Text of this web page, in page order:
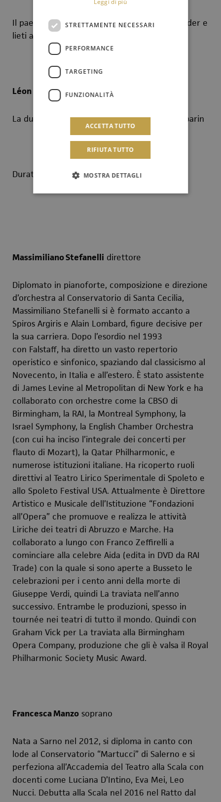
Il paese del sorriso: Ouverture / Sempre sorrider e
lieti apparir / Tu che mi ha preso il cuor
Léon Bardpseudonimo diCarlo Lombardo
La duchessa del Bal Tabarin: Frou Frou del Tabarin
Durata: 90’
Massimiliano Stefanelli direttore
Diplomato in pianoforte, composizione e direzione
d’orchestra al Conservatorio di Santa Cecilia,
Massimiliano Stefanelli si è formato accanto a
Spiros Argiris e Alain Lombard, figure decisive per
la sua carriera. Dopo l’esordio nel 1993
con Falstaff, ha diretto un vasto repertorio
operistico e sinfonico, spaziando dal classicismo al
Novecento, in Italia e all’estero. È stato assistente
di James Levine al Metropolitan di New York e ha
collaborato con orchestre come la CBSO di
Birmingham, la RAI, la Montreal Symphony, la
Israel Symphony, la English Chamber Orchestra
(con cui ha inciso l’integrale dei concerti per
flauto di Mozart), la Qatar Philharmonic, e
numerose istituzioni italiane. Ha ricoperto ruoli
direttivi al Teatro Lirico Sperimentale di Spoleto e
allo Spoleto Festival USA. Attualmente è Direttore
Artistico e Musicale dell’Istituzione “Fondazioni
all’Opera” che promuove e realizza le attività
Liriche dei teatri di Abruzzo e Marche. Ha
collaborato a lungo con Franco Zeffirelli a
cominciare alla celebre Aida (edita in DVD da RAI
Trade) con la quale si sono aperte a Busseto le
celebrazioni per i cento anni della morte di
Giuseppe Verdi, quindi La traviata nell’anno
successivo. Entrambe le produzioni, spesso in
tournée nei teatri di tutto il mondo. Quindi con
Graham Vick per La traviata alla Birmingham
Opera Company, produzione che gli è valsa il Royal
Philharmonic Society Music Award.
Francesca Manzo soprano
Nata a Sarno nel 2012, si diploma in canto con
lode al Conservatorio “Martucci” di Salerno e si
perfeziona all’Accademia del Teatro alla Scala con
docenti come Luciana D’Intino, Eva Mei, Leo
Nucci. Debutta alla Scala nel 2016 nel Ratto dal
STRETTAMENTE NECESSARI
PERFORMANCE
TARGETING
FUNZIONALITÀ
ACCETTA TUTTO
RIFIUTA TUTTO
MOSTRA DETTAGLI